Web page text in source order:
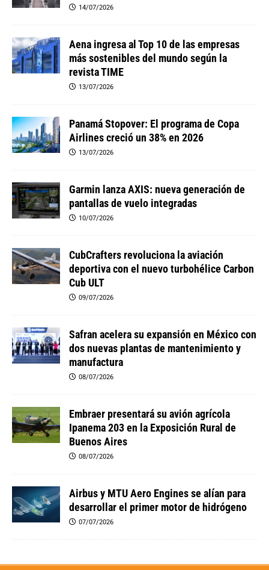
14/07/2026
Aena ingresa al Top 10 de las empresas
más sostenibles del mundo según la
revista TIME
13/07/2026
Panamá Stopover: El programa de Copa
Airlines creció un 38% en 2026
13/07/2026
Garmin lanza AXIS: nueva generación de
pantallas de vuelo integradas
10/07/2026
CubCrafters revoluciona la aviación
deportiva con el nuevo turbohélice Carbon
Cub ULT
09/07/2026
Safran acelera su expansión en México con
dos nuevas plantas de mantenimiento y
manufactura
08/07/2026
Embraer presentará su avión agrícola
Ipanema 203 en la Exposición Rural de
Buenos Aires
08/07/2026
Airbus y MTU Aero Engines se alían para
desarrollar el primer motor de hidrógeno
07/07/2026